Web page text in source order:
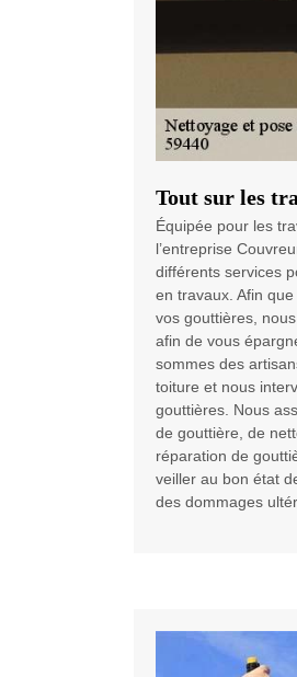
Tout sur les
Équipée pour les
l’entreprise
différents services
en travaux. Afin
vos gouttières,
afin de vous
sommes des
toiture et nous
gouttières. Nous
de gouttière, de
réparation de
veiller au bon état
des dommages